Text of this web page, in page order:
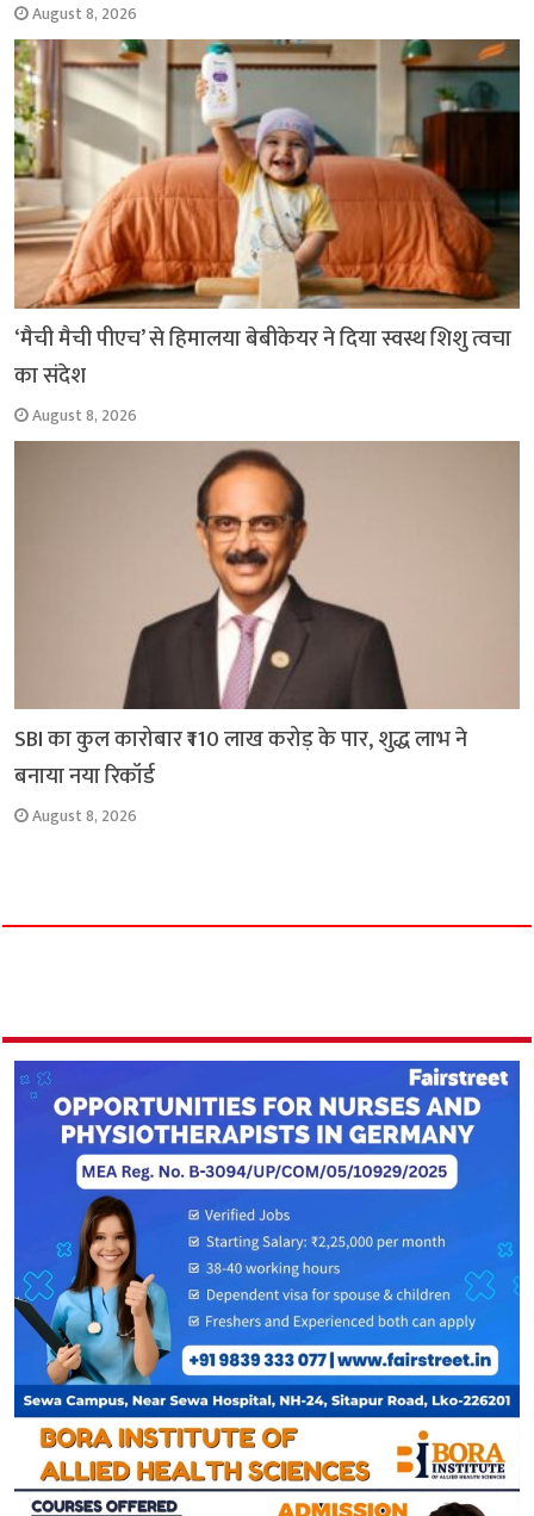
August 8, 2026
‘मैची मैची पीएच’ से हिमालया बेबीकेयर ने दिया स्वस्थ शिशु त्वचा
का संदेश
August 8, 2026
SBI का कुल कारोबार ₹110 लाख करोड़ के पार, शुद्ध लाभ ने
बनाया नया रिकॉर्ड
August 8, 2026